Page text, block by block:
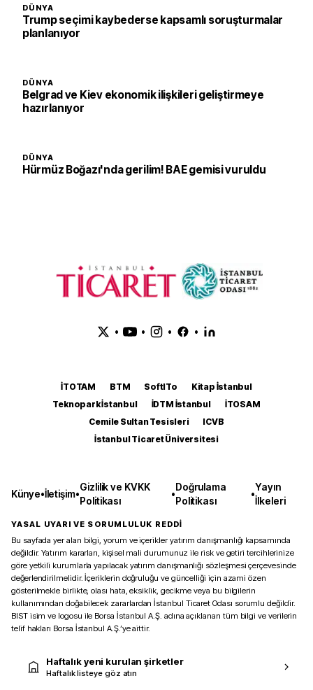
DÜNYA
Trump seçimi kaybederse kapsamlı soruşturmalar
planlanıyor
DÜNYA
Belgrad ve Kiev ekonomik ilişkileri geliştirmeye
hazırlanıyor
DÜNYA
Hürmüz Boğazı'nda gerilim! BAE gemisi vuruldu
• • • •
İTOTAM BTM SoftITo
Kitap İstanbul
Teknopark İstanbul
İDTM İstanbul
İTOSAM
Cemile Sultan Tesisleri
ICVB
İstanbul Ticaret Üniversitesi
Künye•İletişim•
Gizlilik ve KVKK
Politikası
•
Doğrulama
Politikası
•
Yayın
İlkeleri
YASAL UYARI VE SORUMLULUK REDDİ
Bu sayfada yer alan bilgi, yorum ve içerikler yatırım danışmanlığı kapsamında
değildir. Yatırım kararları, kişisel mali durumunuz ile risk ve getiri tercihlerinize
göre yetkili kurumlarla yapılacak yatırım danışmanlığı sözleşmesi çerçevesinde
değerlendirilmelidir. İçeriklerin doğruluğu ve güncelliği için azami özen
gösterilmekle birlikte, olası hata, eksiklik, gecikme veya bu bilgilerin
kullanımından doğabilecek zararlardan İstanbul Ticaret Odası sorumlu değildir.
BIST isim ve logosu ile Borsa İstanbul A.Ş. adına açıklanan tüm bilgi ve verilerin
telif hakları Borsa İstanbul A.Ş.’ye aittir.
Haftalık yeni kurulan şirketler
Haftalık listeye göz atın